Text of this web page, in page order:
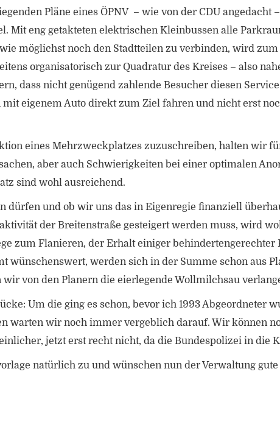
Pläne eines ÖPNV – wie von der CDU
Mit eng getakteten elektrischen Kleinbussen alle
möglichst noch den Stadtteilen zu verbinden, wird
organisatorisch zur Quadratur des Kreises – also
dass nicht genügend zahlende Besucher diesen
eigenem Auto direkt zum Ziel fahren und nicht erst
eines Mehrzweckplatzes zuzuschreiben, halten wir
aber auch Schwierigkeiten bei einer optimalen
sind wohl ausreichend.
dürfen und ob wir uns das in Eigenregie finanziell
der Breitenstraße gesteigert werden muss, wird
zum Flanieren, der Erhalt einiger
wünschenswert, werden sich in der Summe schon aus
wir von den Planern die eierlegende Wollmilchsau
Um die ging es schon, bevor ich 1993 Abgeordneter
warten wir noch immer vergeblich darauf. Wir können
jetzt erst recht nicht, da die Bundespolizei in die
natürlich zu und wünschen nun der Verwaltung